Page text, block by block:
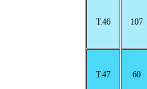
T.46 107
T.47 60